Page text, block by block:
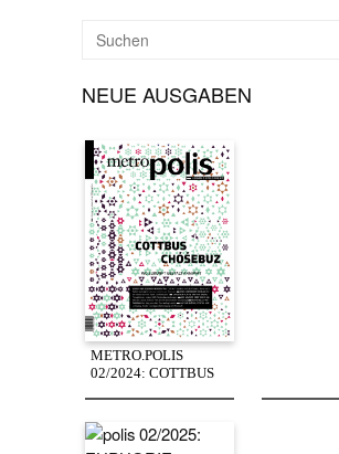
NEUE AUSGABEN
METRO.POLIS
02/2024: COTTBUS